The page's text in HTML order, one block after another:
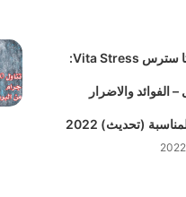
اقراص فيتا سترس Vita Stress:
الفوائد والاضرار
(تحديث) 2022